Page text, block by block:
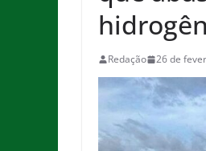
Redação 26 de